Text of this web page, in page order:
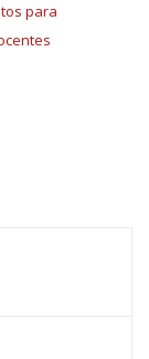
para